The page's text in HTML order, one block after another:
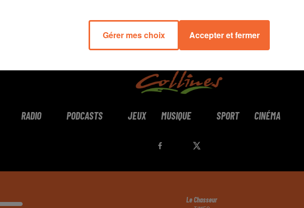
RADIO PODCASTS JEUX MUSIQUE SPORT CINÉMA
Le Chasseur
Gérer mes choix Accepter et fermer